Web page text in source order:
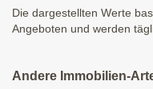
Die dargestellten Werte
Angeboten und werden
Andere Immobilien-